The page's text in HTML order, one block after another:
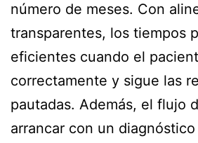
número de meses. Con
transparentes, los tiempos
eficientes cuando el
correctamente y sigue las
pautadas. Además, el flujo
arrancar con un